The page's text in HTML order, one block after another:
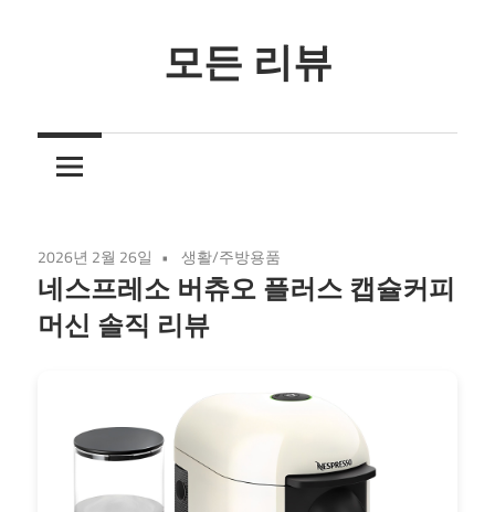
모든 리뷰
줄
뷰
2026년 2월 26일 생활/주방용품
네스프레소 버츄오 플러스 캡슐커피
머신 솔직 리뷰